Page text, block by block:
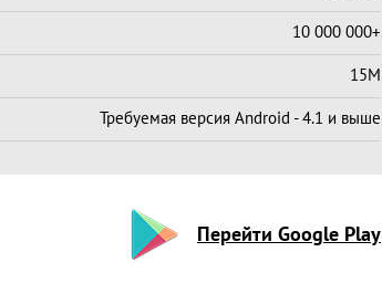
10 000 000+
15M
Требуемая версия Android - 4.1 и выше
Перейти Google Play